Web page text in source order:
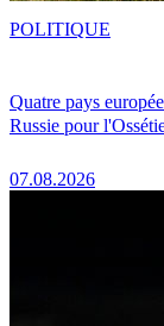
Quatre pays
Russie pour
07.08.2026
POLITIQUE